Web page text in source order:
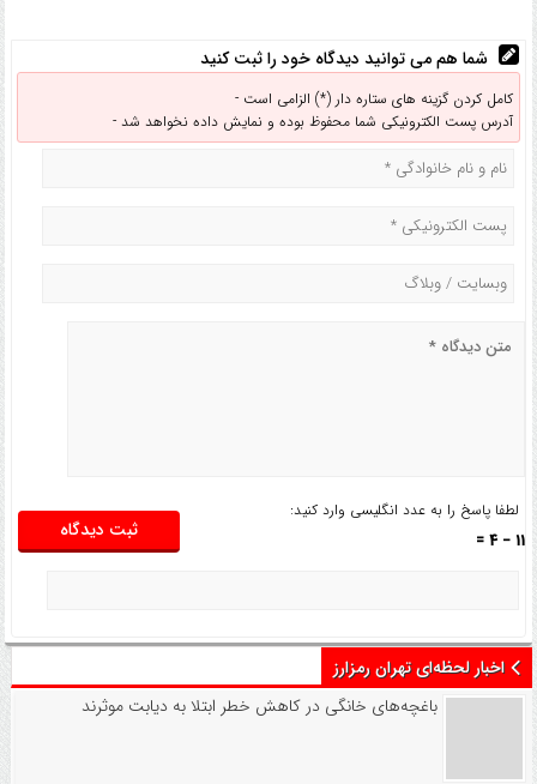
شما هم می توانید دیدگاه خود را ثبت کنید
کامل کردن گزینه های ستاره دار (*) الزامی است -
آدرس پست الکترونیکی شما محفوظ بوده و نمایش داده نخواهد شد -
لطفا پاسخ را به عدد انگلیسی وارد کنید:
11 − 4 =
اخبار لحظه‌ای تهران رمزارز
باغچه‌های خانگی در کاهش خطر ابتلا به دیابت موثرند